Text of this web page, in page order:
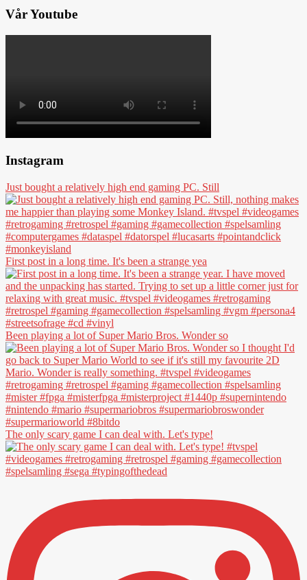
Vår Youtube
Instagram
Just bought a relatively high end gaming PC. Still
First post in a long time. It's been a strange yea
Been playing a lot of Super Mario Bros. Wonder so
The only scary game I can deal with. Let's type!